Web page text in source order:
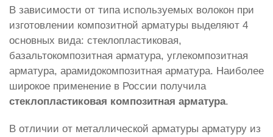
В зависимости от типа используемых волокон при
изготовлении композитной арматуры выделяют 4
основных вида: стеклопластиковая,
базальтокомпозитная арматура, углекомпозитная
арматура, арамидокомпозитная арматура. Наиболее
широкое применение в России получила
стеклопластиковая композитная арматура.
В отличии от металлической арматуры арматуру из